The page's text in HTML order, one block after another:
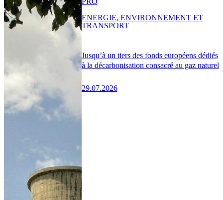
Jusqu’à un tiers des fonds européens dédiés
à la décarbonisation consacré au gaz naturel
29.07.2026
ENERGIE, ENVIRONNEMENT ET
TRANSPORT